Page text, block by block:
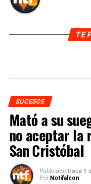
TE
SUCESOS
Mató a su
no aceptar la
San Cristóbal
Publicado Hace 1
Por Notifalcon